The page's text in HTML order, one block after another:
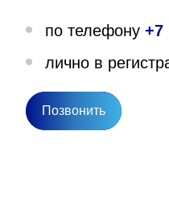
Направления деятельности
по телефону +7
лично в
Позвонить